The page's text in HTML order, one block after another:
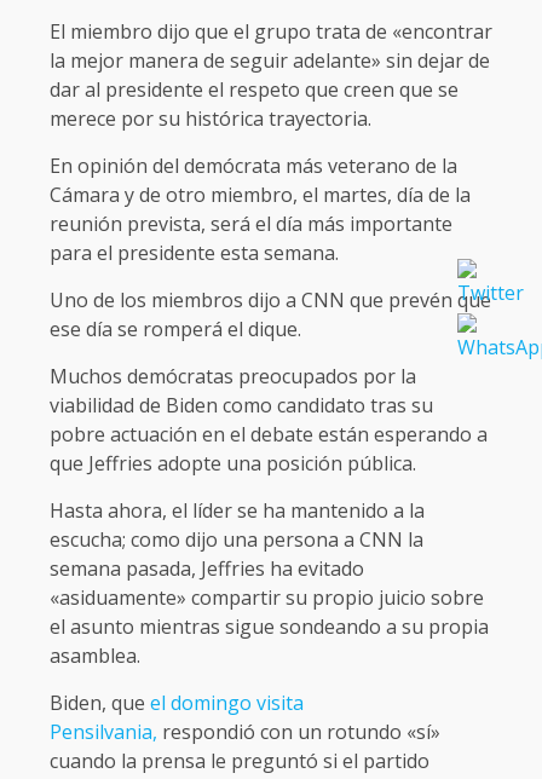
El miembro dijo que el grupo trata de «encontrar
la mejor manera de seguir adelante» sin dejar de
dar al presidente el respeto que creen que se
merece por su histórica trayectoria.
En opinión del demócrata más veterano de la
Cámara y de otro miembro, el martes, día de la
reunión prevista, será el día más importante
para el presidente esta semana.
Uno de los miembros dijo a CNN que prevén que
ese día se romperá el dique.
Muchos demócratas preocupados por la
viabilidad de Biden como candidato tras su
pobre actuación en el debate están esperando a
que Jeffries adopte una posición pública.
Hasta ahora, el líder se ha mantenido a la
escucha; como dijo una persona a CNN la
semana pasada, Jeffries ha evitado
«asiduamente» compartir su propio juicio sobre
el asunto mientras sigue sondeando a su propia
asamblea.
Biden, que el domingo visita
Pensilvania, respondió con un rotundo «sí»
cuando la prensa le preguntó si el partido